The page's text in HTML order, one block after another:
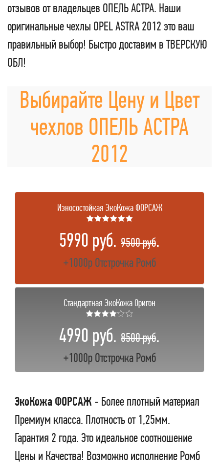
отзывов от владельцев ОПЕЛЬ АСТРА. Наши
оригинальные чехлы OPEL ASTRA 2012 это ваш
правильный выбор! Быстро доставим в ТВЕРСКУЮ
ОБЛ!
Выбирайте Цену и Цвет
чехлов ОПЕЛЬ АСТРА
2012
Износостойкая ЭкоКожа ФОРСАЖ
★★★★★★
5990 руб. 9500 руб.
+1000р Отстрочка Ромб
Стандартная ЭкоКожа Оригон
★★★★☆☆
4990 руб. 8500 руб.
+1000р Отстрочка Ромб
ЭкоКожа ФОРСАЖ - Более плотный материал
Премиум класса. Плотность от 1,25мм.
Гарантия 2 года. Это идеальное соотношение
Цены и Качества! Возможно исполнение Ромб